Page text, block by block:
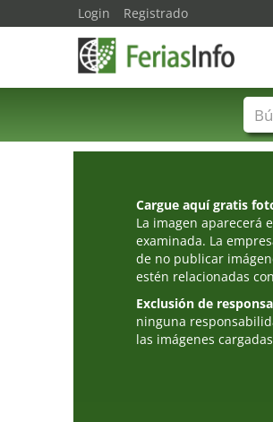
Cargue aquí gratis
La imagen aparecerá
examinada. La
de no publicar
estén relacionadas
Exclusión de
ninguna
las imágenes
Login Registrado